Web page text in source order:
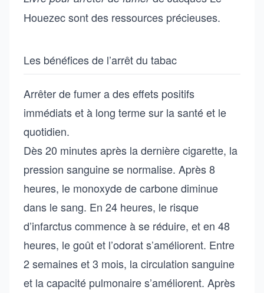
Houezec sont des ressources précieuses.
Les bénéfices de l’arrêt du tabac
Arrêter de fumer a des effets positifs
immédiats et à long terme sur la santé et le
quotidien.
Dès 20 minutes après la dernière cigarette, la
pression sanguine se normalise. Après 8
heures, le monoxyde de carbone diminue
dans le sang. En 24 heures, le risque
d’infarctus commence à se réduire, et en 48
heures, le goût et l’odorat s’améliorent. Entre
2 semaines et 3 mois, la circulation sanguine
et la capacité pulmonaire s’améliorent. Après